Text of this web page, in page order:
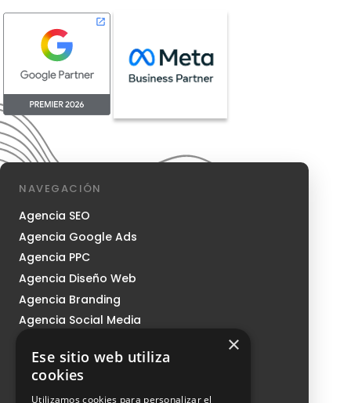
NAVEGACIÓN
Agencia SEO
Agencia Google Ads
Agencia PPC
Agencia Diseño Web
Agencia Branding
Agencia Social Media
Nosotros
Sistema CMI
×
Ese sitio web utiliza
cookies
Utilizamos cookies para personalizar el